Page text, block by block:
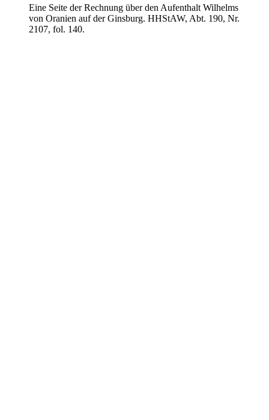
Eine Seite der Rechnung über den Aufenthalt Wilhelms
von Oranien auf der Ginsburg. HHStAW, Abt. 190, Nr.
2107, fol. 140.